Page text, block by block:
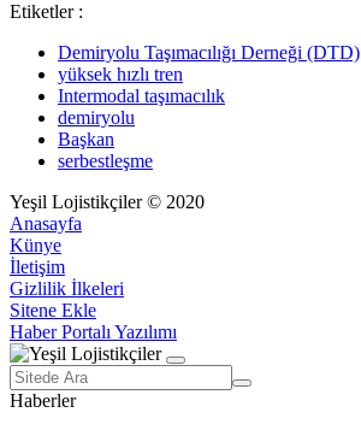
Etiketler :
Demiryolu Taşımacılığı Derneği (DTD)
yüksek hızlı tren
Intermodal taşımacılık
demiryolu
Başkan
serbestleşme
Yeşil Lojistikçiler © 2020
Anasayfa
Künye
İletişim
Gizlilik İlkeleri
Sitene Ekle
Haber Portalı Yazılımı
Haberler